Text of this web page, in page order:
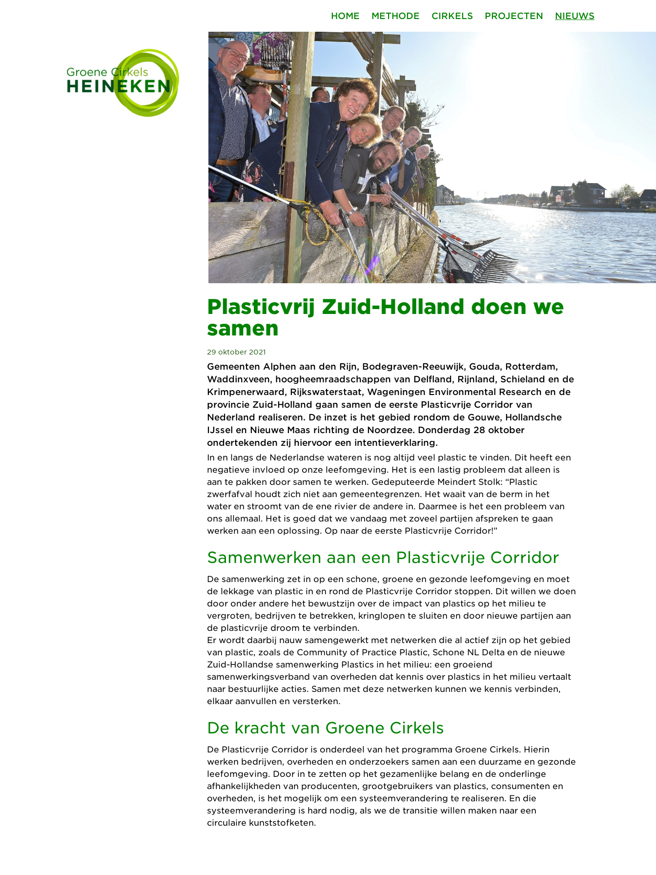
HOME METHODE CIRKELS PROJECTEN NIEUWS
Plasticvrij Zuid-Holland doen we
samen
29 oktober 2021
Gemeenten Alphen aan den Rijn, Bodegraven-Reeuwijk, Gouda, Rotterdam,
Waddinxveen, hoogheemraadschappen van Delfland, Rijnland, Schieland en de
Krimpenerwaard, Rijkswaterstaat, Wageningen Environmental Research en de
provincie Zuid-Holland gaan samen de eerste Plasticvrije Corridor van
Nederland realiseren. De inzet is het gebied rondom de Gouwe, Hollandsche
IJssel en Nieuwe Maas richting de Noordzee. Donderdag 28 oktober
ondertekenden zij hiervoor een intentieverklaring.
In en langs de Nederlandse wateren is nog altijd veel plastic te vinden. Dit heeft een
negatieve invloed op onze leefomgeving. Het is een lastig probleem dat alleen is
aan te pakken door samen te werken. Gedeputeerde Meindert Stolk: “Plastic
zwerfafval houdt zich niet aan gemeentegrenzen. Het waait van de berm in het
water en stroomt van de ene rivier de andere in. Daarmee is het een probleem van
ons allemaal. Het is goed dat we vandaag met zoveel partijen afspreken te gaan
werken aan een oplossing. Op naar de eerste Plasticvrije Corridor!”
Samenwerken aan een Plasticvrije Corridor
De samenwerking zet in op een schone, groene en gezonde leefomgeving en moet
de lekkage van plastic in en rond de Plasticvrije Corridor stoppen. Dit willen we doen
door onder andere het bewustzijn over de impact van plastics op het milieu te
vergroten, bedrijven te betrekken, kringlopen te sluiten en door nieuwe partijen aan
de plasticvrije droom te verbinden.
Er wordt daarbij nauw samengewerkt met netwerken die al actief zijn op het gebied
van plastic, zoals de Community of Practice Plastic, Schone NL Delta en de nieuwe
Zuid-Hollandse samenwerking Plastics in het milieu: een groeiend
samenwerkingsverband van overheden dat kennis over plastics in het milieu vertaalt
naar bestuurlijke acties. Samen met deze netwerken kunnen we kennis verbinden,
elkaar aanvullen en versterken.
De kracht van Groene Cirkels
De Plasticvrije Corridor is onderdeel van het programma Groene Cirkels. Hierin
werken bedrijven, overheden en onderzoekers samen aan een duurzame en gezonde
leefomgeving. Door in te zetten op het gezamenlijke belang en de onderlinge
afhankelijkheden van producenten, grootgebruikers van plastics, consumenten en
overheden, is het mogelijk om een systeemverandering te realiseren. En die
systeemverandering is hard nodig, als we de transitie willen maken naar een
circulaire kunststofketen.